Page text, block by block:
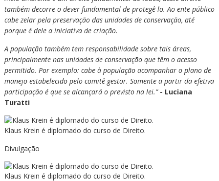
também decorre o dever fundamental de protegê-lo. Ao ente público
cabe zelar pela preservação das unidades de conservação, até
porque é dele a iniciativa de criação.
A população também tem responsabilidade sobre tais áreas,
principalmente nas unidades de conservação que têm o acesso
permitido. Por exemplo: cabe à população acompanhar o plano de
manejo estabelecido pelo comitê gestor. Somente a partir da efetiva
participação é que se alcançará o previsto na lei.” - Luciana
Turatti
Klaus Krein é diplomado do curso de Direito.
Divulgação
Klaus Krein é diplomado do curso de Direito.